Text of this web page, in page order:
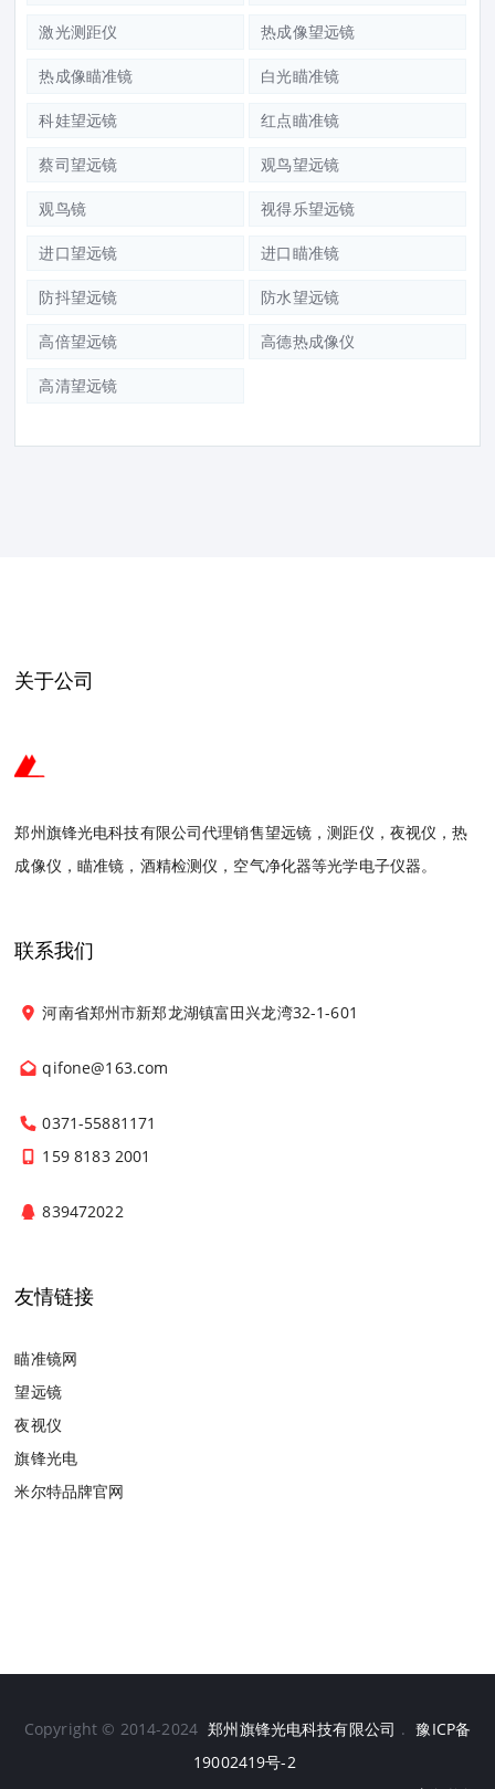
激光测距仪 热成像望远镜
热成像瞄准镜 白光瞄准镜
科娃望远镜 红点瞄准镜
蔡司望远镜 观鸟望远镜
观鸟镜 视得乐望远镜
进口望远镜 进口瞄准镜
防抖望远镜 防水望远镜
高倍望远镜 高德热成像仪
高清望远镜
关于公司
郑州旗锋光电科技有限公司代理销售望远镜，测距仪，夜视仪，热
成像仪，瞄准镜，酒精检测仪，空气净化器等光学电子仪器。
联系我们
河南省郑州市新郑龙湖镇富田兴龙湾32-1-601
qifone@163.com
0371-55881171
159 8183 2001
839472022
友情链接
瞄准镜网
望远镜
夜视仪
旗锋光电
米尔特品牌官网
Copyright © 2014-2024 郑州旗锋光电科技有限公司 . 豫ICP备
19002419号-2